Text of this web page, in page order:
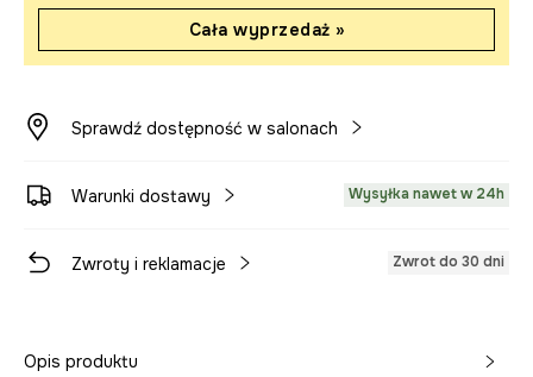
Cała wyprzedaż »
Sprawdź dostępność w salonach
Warunki dostawy Wysyłka nawet w 24h
Zwroty i reklamacje Zwrot do 30 dni
Opis produktu